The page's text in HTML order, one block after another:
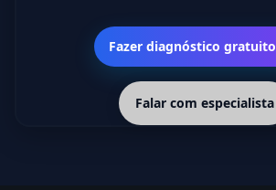
Fazer diagnóstico gratuito
Falar com especialista